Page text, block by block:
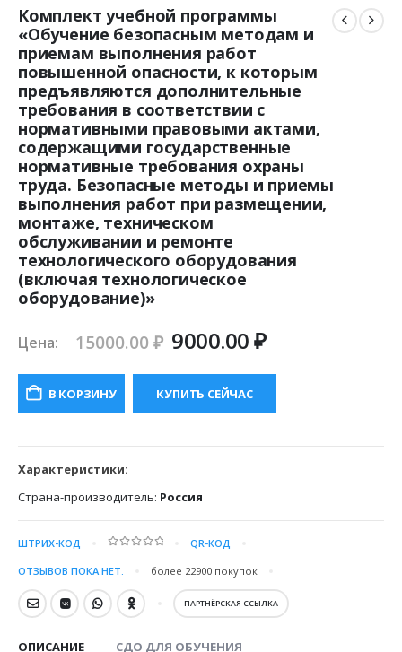
Комплект учебной программы
«Обучение безопасным методам и
приемам выполнения работ
повышенной опасности, к которым
предъявляются дополнительные
требования в соответствии с
нормативными правовыми актами,
содержащими государственные
нормативные требования охраны
труда. Безопасные методы и приемы
выполнения работ при размещении,
монтаже, техническом
обслуживании и ремонте
технологического оборудования
(включая технологическое
оборудование)»
Цена: 15000.00₽ Первоначальная
составляла
15000.00 ₽.
9000.00₽Текущая
9000.00 ₽.
В КОРЗИНУ КУПИТЬ СЕЙЧАС
Характеристики:
Страна-производитель: Россия
ШТРИХ-КОД QR-КОД
ОТЗЫВОВ ПОКА НЕТ. более 22900 покупок
ПАРТНЁРСКАЯ ССЫЛКА
ОПИСАНИЕ СДО ДЛЯ ОБУЧЕНИЯ